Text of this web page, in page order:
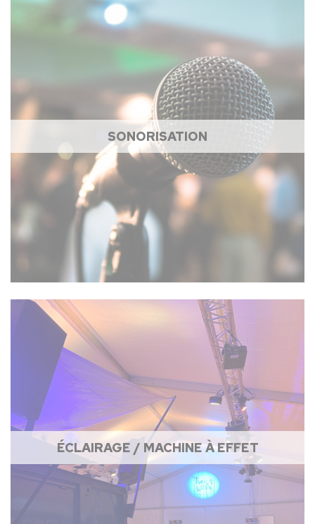
SONORISATION
ÉCLAIRAGE / MACHINE À EFFET